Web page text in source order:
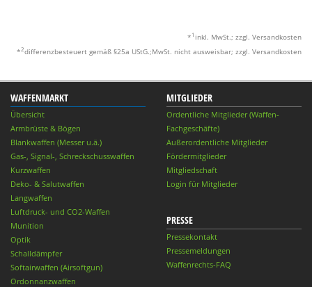
* 1 inkl. MwSt.; zzgl. Versandkosten
*2differenzbesteuert gemäß §25a UStG.;MwSt. nicht ausweisbar; zzgl. Versandkosten
WAFFENMARKT
Übersicht
Armbrüste & Bögen
Blankwaffen (Messer u.ä.)
Gas-, Signal-, Schreckschusswaffen
Kurzwaffen
Deko- & Salutwaffen
Langwaffen
Luftdruck- und CO2-Waffen
Munition
Optik
Schalldämpfer
Softairwaffen (Airsoftgun)
Ordonnanzwaffen
MITGLIEDER
Ordentliche Mitglieder (Waffen-
Fachgeschäfte)
Außerordentliche Mitglieder
Fördermitglieder
Mitgliedschaft
Login für Mitglieder
PRESSE
Pressekontakt
Pressemeldungen
Waffenrechts-FAQ